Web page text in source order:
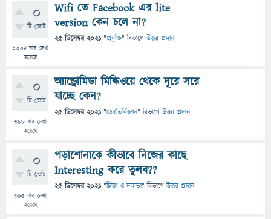
0
টি ভোট
1,002বার দেখা
হয়েছে
Wifi তে Facebook এর lite
version কেন চলে না?
25 ডিসেম্বর 2021 "প্রযুক্তি" বিভাগে উত্তর প্রদান
0
টি ভোট
398 বার দেখা
হয়েছে
অ্যান্ড্রোমিডা মিল্কিওয়ে থেকে দূরে সরে
যাচ্ছে কেন?
25 ডিসেম্বর 2021 "জ্যোতির্বিজ্ঞান" বিভাগে উত্তর প্রদান
0
টি ভোট
395 বার দেখা
হয়েছে
পড়াশোনাকে কীভাবে নিজের কাছে
Interesting করে তুলব??
25 ডিসেম্বর 2021 "চিন্তা ও দক্ষতা" বিভাগে উত্তর প্রদান